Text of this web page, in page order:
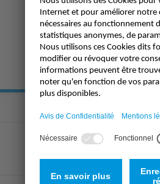
gestion de l´eau.
documentation du
mesure, édition
forme de tableaux,
de…